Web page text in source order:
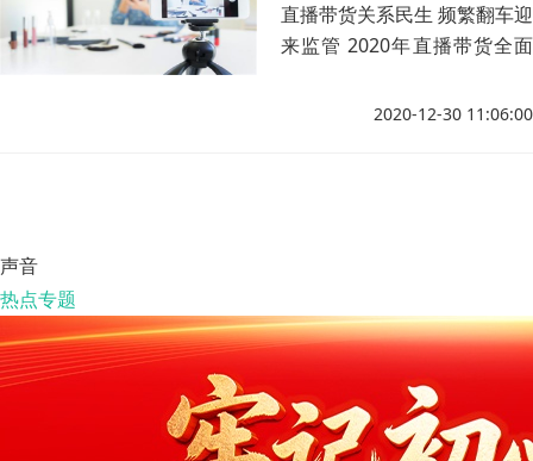
直播带货关系民生 频繁翻车迎
来监管 2020年直播带货全面
2020-12-30 11:06:00
声音
热点专题